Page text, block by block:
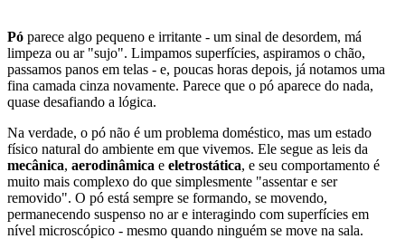
Pó parece algo pequeno e irritante - um sinal de desordem, má
limpeza ou ar "sujo". Limpamos superfícies, aspiramos o chão,
passamos panos em telas - e, poucas horas depois, já notamos uma
fina camada cinza novamente. Parece que o pó aparece do nada,
quase desafiando a lógica.
Na verdade, o pó não é um problema doméstico, mas um estado
físico natural do ambiente em que vivemos. Ele segue as leis da
mecânica, aerodinâmica e eletrostática, e seu comportamento é
muito mais complexo do que simplesmente "assentar e ser
removido". O pó está sempre se formando, se movendo,
permanecendo suspenso no ar e interagindo com superfícies em
nível microscópico - mesmo quando ninguém se move na sala.